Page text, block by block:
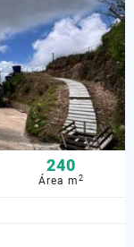
240
Área m2